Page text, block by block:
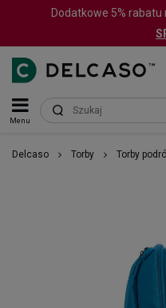
Dodatkowe 5%
Menu
Delcaso Torby Torby